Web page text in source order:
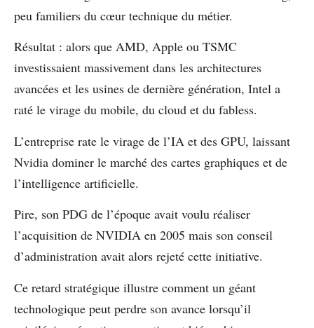
peu familiers du cœur technique du métier.
Résultat : alors que AMD, Apple ou TSMC
investissaient massivement dans les architectures
avancées et les usines de dernière génération, Intel a
raté le virage du mobile, du cloud et du fabless.
L’entreprise rate le virage de l’IA et des GPU, laissant
Nvidia dominer le marché des cartes graphiques et de
l’intelligence artificielle.
Pire, son PDG de l’époque avait voulu réaliser
l’acquisition de NVIDIA en 2005 mais son conseil
d’administration avait alors rejeté cette initiative.
Ce retard stratégique illustre comment un géant
technologique peut perdre son avance lorsqu’il